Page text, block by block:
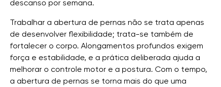
descanso por semana.
Trabalhar a abertura de pernas não se trata apenas
de desenvolver flexibilidade; trata-se também de
fortalecer o corpo. Alongamentos profundos exigem
força e estabilidade, e a prática deliberada ajuda a
melhorar o controle motor e a postura. Com o tempo,
a abertura de pernas se torna mais do que uma